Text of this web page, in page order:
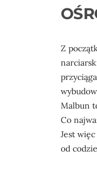
Z
Malbun
Co
Jest
od